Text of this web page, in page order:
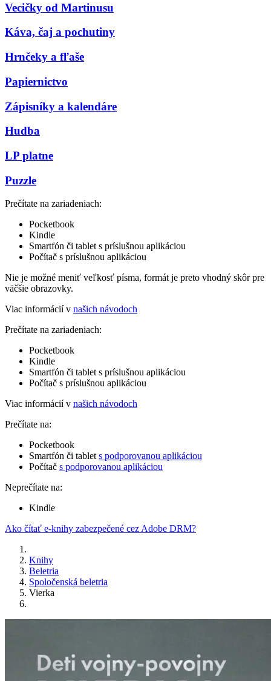
Vecičky od Martinusu
Káva, čaj a pochutiny
Hrnčeky a fľaše
Papiernictvo
Zápisníky a kalendáre
Hudba
LP platne
Puzzle
Prečítate na zariadeniach:
Pocketbook
Kindle
Smartfón či tablet s príslušnou aplikáciou
Počítač s príslušnou aplikáciou
Nie je možné meniť veľkosť písma, formát je preto vhodný skôr pre
väčšie obrazovky.
Viac informácií v našich návodoch
Prečítate na zariadeniach:
Pocketbook
Kindle
Smartfón či tablet s príslušnou aplikáciou
Počítač s príslušnou aplikáciou
Viac informácií v našich návodoch
Prečítate na:
Pocketbook
Smartfón či tablet s podporovanou aplikáciou
Počítač s podporovanou aplikáciou
Neprečítate na:
Kindle
Ako čítať e-knihy zabezpečené cez Adobe DRM?
Knihy
Beletria
Spoločenská beletria
Vierka